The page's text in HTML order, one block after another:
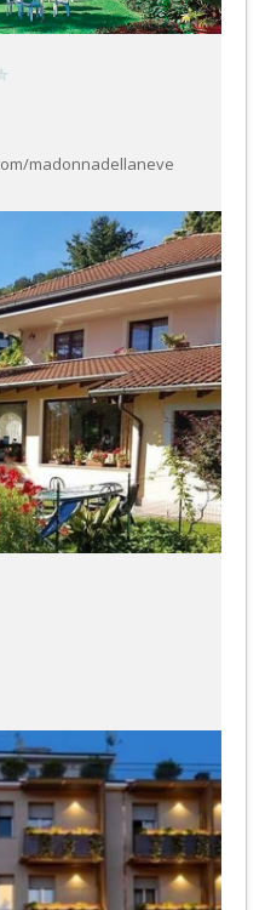
madonnadellaneve